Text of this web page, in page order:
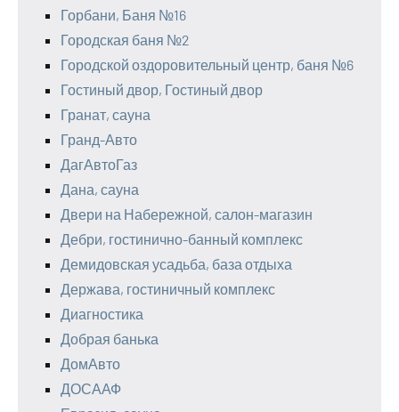
Горбани, Баня №16
Городская баня №2
Городской оздоровительный центр, баня №6
Гостиный двор, Гостиный двор
Гранат, сауна
Гранд-Авто
ДагАвтоГаз
Дана, сауна
Двери на Набережной, салон-магазин
Дебри, гостинично-банный комплекс
Демидовская усадьба, база отдыха
Держава, гостиничный комплекс
Диагностика
Добрая банька
ДомАвто
ДОСААФ